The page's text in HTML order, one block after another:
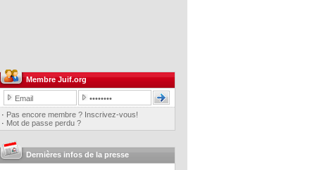
Membre Juif.org
· Pas encore membre ? Inscrivez-vous!
· Mot de passe perdu ?
Dernières infos de la presse